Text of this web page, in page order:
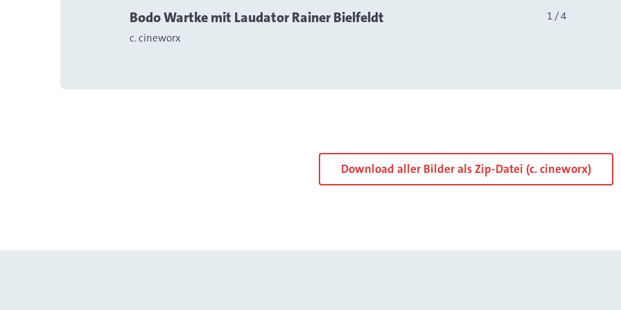
Bodo Wartke mit Laudator Rainer Bielfeldt
1 / 4
c. cineworx
Download aller Bilder als Zip-Datei (c. cineworx)